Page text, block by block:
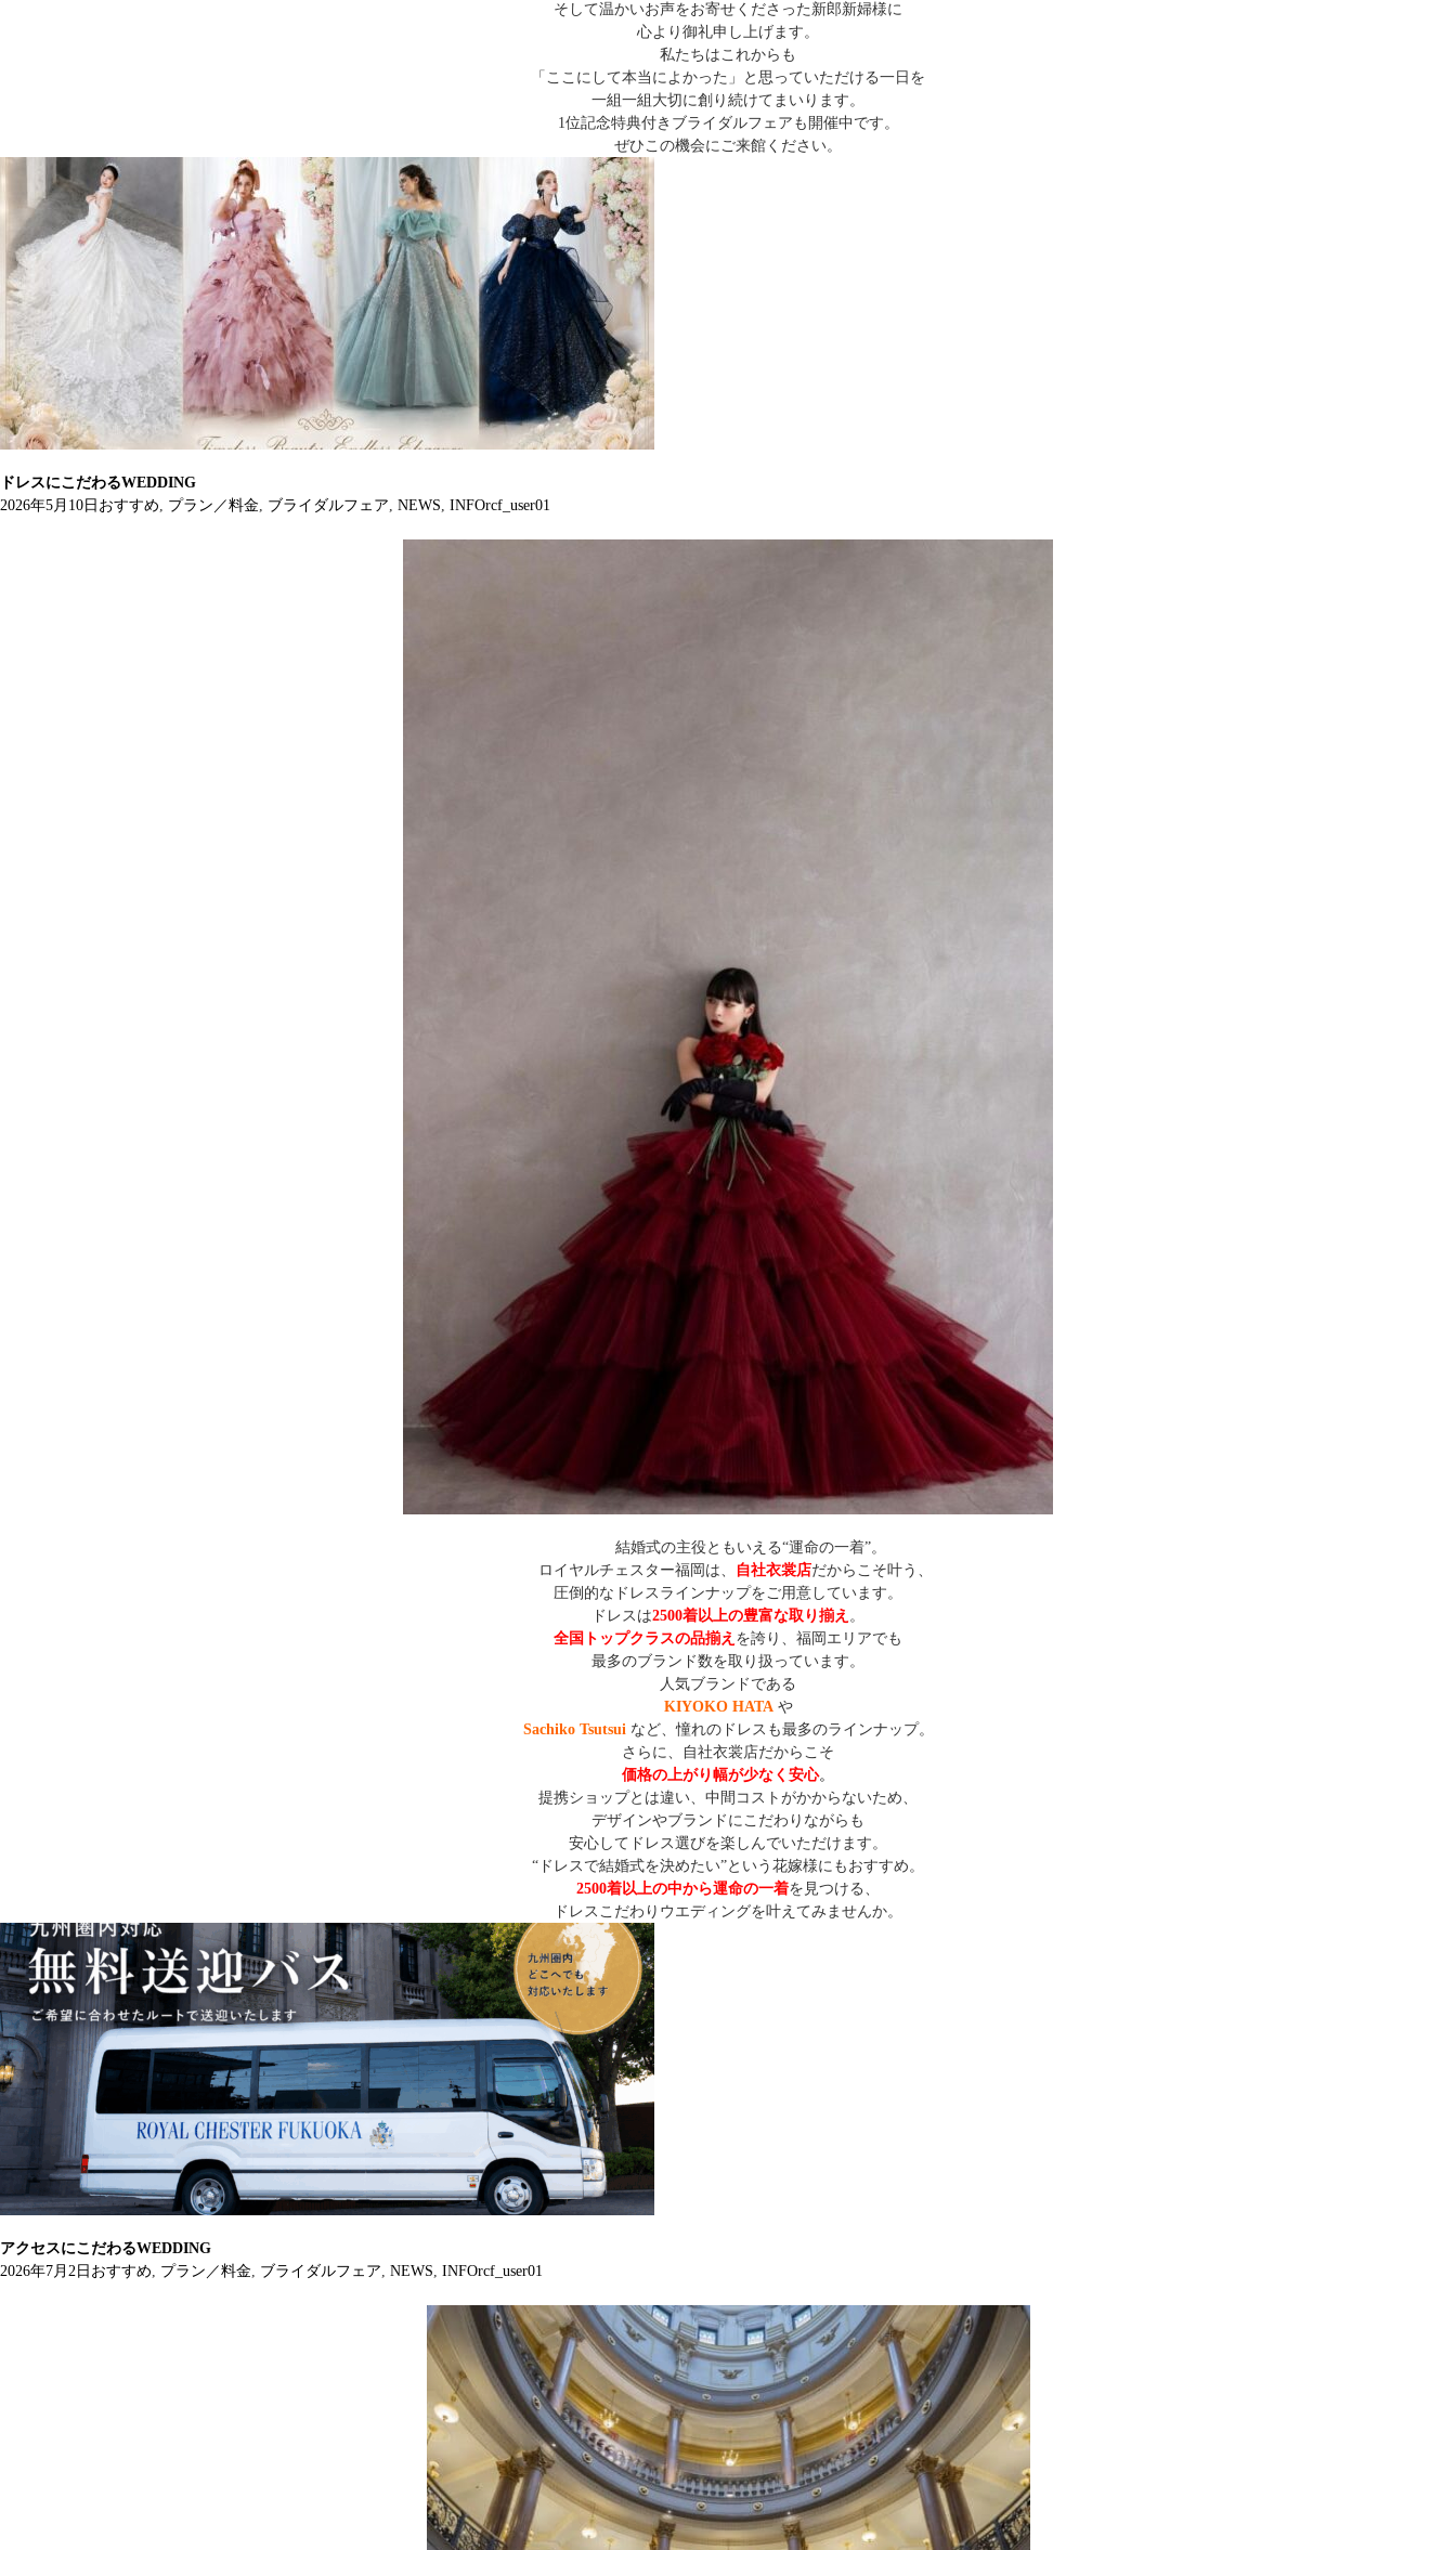
そして温かいお声をお寄せくださった新郎新婦様に
心より御礼申し上げます。
私たちはこれからも
「ここにして本当によかった」と思っていただける一日を
一組一組大切に創り続けてまいります。
1位記念特典付きブライダルフェアも開催中です。
ぜひこの機会にご来館ください。
ドレスにこだわるWEDDING
2026年5月10日 おすすめ, プラン／料金, ブライダルフェア, NEWS, INFOrcf_user01
結婚式の主役ともいえる“運命の一着”。
ロイヤルチェスター福岡は、
自社衣裳店だからこそ叶う、
圧倒的なドレスラインナップをご用意しています。
ドレスは2500着以上の豊富な取り揃え 。
全国トップクラスの品揃え を誇り、福岡エリアでも
最多のブランド数を取り扱っています。
人気ブランドである
KIYOKO HATAや
Sachiko Tsutsui など、憧れのドレスも最多のラインナップ。
さらに、自社衣裳店だからこそ
価格の上がり幅が少なく安心。
提携ショップとは違い、中間コストがかからないため、
デザインやブランドにこだわりながらも
安心してドレス選びを楽しんでいただけます。
“ドレスで結婚式を決めたい”という花嫁様にもおすすめ。
2500着以上の中から運命の一着を見つける、
ドレスこだわりウエディングを叶えてみませんか。
アクセスにこだわるWEDDING
2026年7月2日 おすすめ, プラン／料金, ブライダルフェア, NEWS, INFOrcf_user01